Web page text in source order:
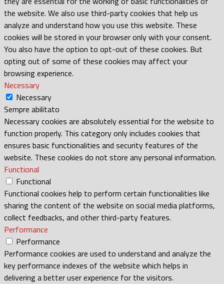
the website. We also use third-party cookies that help us
analyze and understand how you use this website. These
cookies will be stored in your browser only with your consent.
You also have the option to opt-out of these cookies. But
opting out of some of these cookies may affect your
browsing experience.
Necessary
Necessary
Sempre abilitato
Necessary cookies are absolutely essential for the website to
function properly. This category only includes cookies that
ensures basic functionalities and security features of the
website. These cookies do not store any personal information.
Functional
Functional
Functional cookies help to perform certain functionalities like
sharing the content of the website on social media platforms,
collect feedbacks, and other third-party features.
Performance
Performance
Performance cookies are used to understand and analyze the
key performance indexes of the website which helps in
delivering a better user experience for the visitors.